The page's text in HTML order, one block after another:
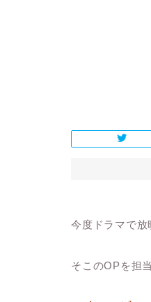
今度ドラマで放
そこのOPを担